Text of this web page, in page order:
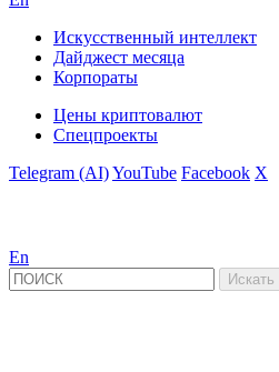
Искусственный интеллект
Дайджест месяца
Корпораты
Цены криптовалют
Спецпроекты
Telegram (AI)YouTube Facebook X
En